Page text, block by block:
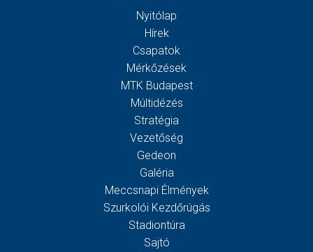
Nyitólap
Hírek
Csapatok
Mérkőzések
MTK Budapest
Múltidézés
Stratégia
Vezetőség
Gedeon
Galéria
Meccsnapi Élmények
Szurkolói Kezdőrúgás
Stadiontúra
Sajtó